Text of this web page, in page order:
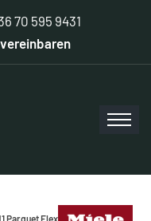
70 595 9431
Parquet Flex